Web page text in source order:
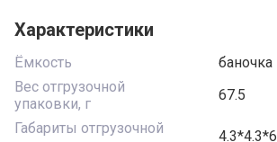
Характеристики
Ёмкость
баночка
Вес отгрузочной
упаковки, г
67.5
Габариты отгрузочной
4.3*4.3*6